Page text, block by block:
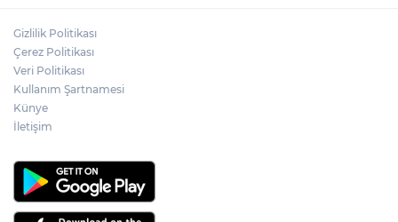
Gizlilik Politikası
Çerez Politikası
Veri Politikası
Kullanım Şartnamesi
Künye
İletişim